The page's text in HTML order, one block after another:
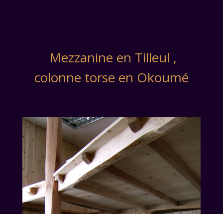
Mezzanine en Tilleul ,
colonne torse en Okoumé